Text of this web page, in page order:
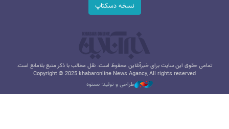
نسخه دسکتاپ
تمامی حقوق این سایت برای خبرآنلاین محفوظ است. نقل مطالب با ذکر منبع بلامانع است.
Copyright © 2025 khabaronline News Agancy, All rights reserved
طراحی و تولید: نستوه